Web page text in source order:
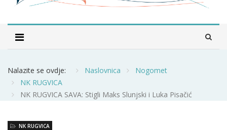
Nalazite se ovdje: Naslovnica
Nogomet
NK RUGVICA
NK RUGVICA SAVA: Stigli Maks Slunjski i Luka Pisačić
NK RUGVICA